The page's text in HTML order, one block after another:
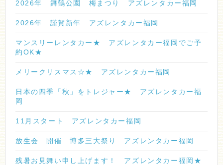
2026年 舞鶴公園 梅まつり アズレンタカー福岡
2026年 謹賀新年 アズレンタカー福岡
マンスリーレンタカー★ アズレンタカー福岡でご予
約OK★
メリークリスマス☆★ アズレンタカー福岡
日本の四季「秋」をトレジャー★ アズレンタカー福
岡
11月スタート アズレンタカー福岡
放生会 開催 博多三大祭り アズレンタカー福岡
残暑お見舞い申し上げます！ アズレンタカー福岡★